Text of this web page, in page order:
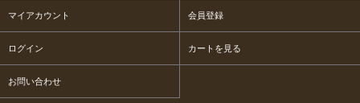
マイアカウント 会員登録
ログイン カートを見る
お問い合わせ